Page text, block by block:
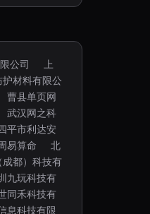
公司
上
材料有限公
曹县单页网
武汉网之科
平市利达安
易算命
北
成都）科技有
九玩科技有
同禾科技有
息科技有限